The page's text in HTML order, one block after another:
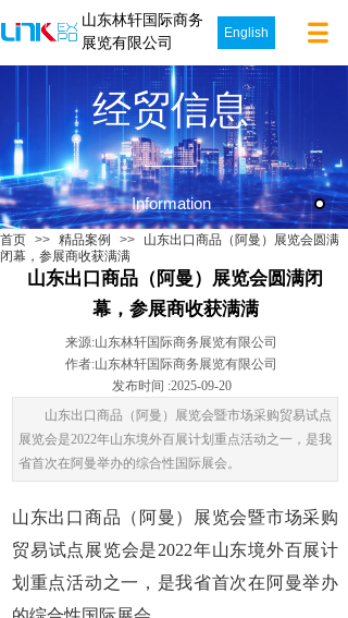
山东林轩国际商务
展览有限公司
English
经贸信息
Information
首页 >> 精品案例 >>
山东出口商品（阿曼）展览会圆满
闭幕，参展商收获满满
山东出口商品（阿曼）展览会圆满闭
幕，参展商收获满满
来源:山东林轩国际商务展览有限公司
作者:山东林轩国际商务展览有限公司
发布时间 :2025-09-20
山东出口商品（阿曼）展览会暨市场采购贸易试点
展览会是2022年山东境外百展计划重点活动之一，是我
省首次在阿曼举办的综合性国际展会。
山东出口商品（阿曼）展览会暨市场采购
贸易试点展览会是2022年山东境外百展计
划重点活动之一，是我省首次在阿曼举办